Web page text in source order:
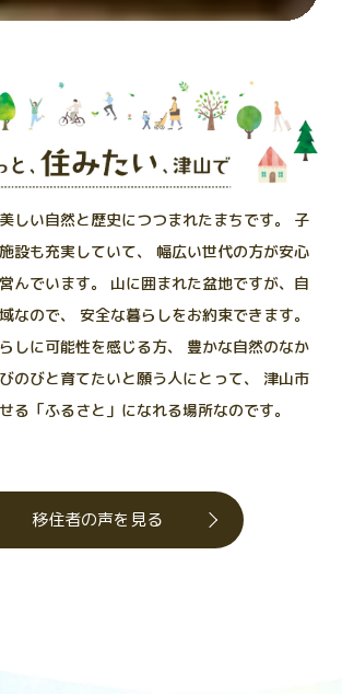
しい自然と歴史につつまれたまちです。
子
設も充実していて、
幅広い世代の方が安心
んでいます。
山に囲まれた盆地ですが、自
なので、
安全な暮らしをお約束できます。
しに可能性を感じる方、
豊かな自然のなか
のびと育てたいと願う人にとって、
津山市
る「ふるさと」になれる場所なのです。
移住者の声を見る